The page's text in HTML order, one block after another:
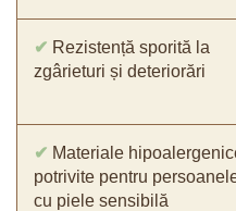
✔ Rezistență sporită la
zgârieturi și deteriorări
✔ Materiale
potrivite pentru
cu piele sensibilă